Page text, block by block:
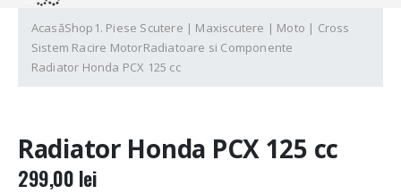
AcasăShop 1. Piese Scutere | Maxiscutere | Moto | Cross
Sistem Racire MotorRadiatoare si Componente
Radiator Honda PCX 125 cc
Radiator Honda PCX 125 cc
299,00 lei